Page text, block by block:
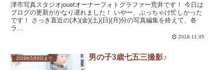
津市写真スタジオjouetオーナーフォトグラファー荒井です！ 今日は
ブログの更新がかなり遅れました！ いやー、ぶっちゃけ忙しかった
です！ さっき直近の(木)(金)(土)(日)(月)分の写真編集を終えて、各
ラ...
2018.11.05
2019年5月6日まで 男の子3歳七五三撮影♪